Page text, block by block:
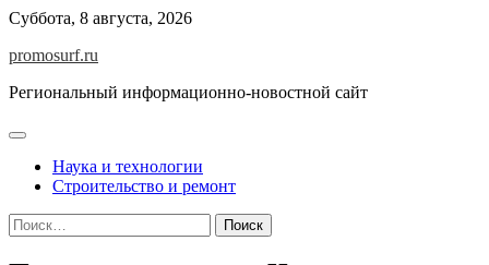
Skip
content
Суббота, 8 августа, 2026
promosurf.ru
Региональный информационно-новостной сайт
Наука и технологии
Строительство и ремонт
Найти: